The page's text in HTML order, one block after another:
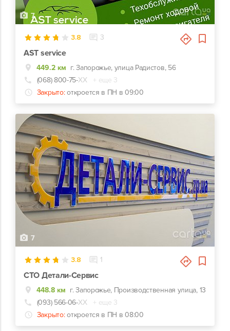
7
3.8 3
AST service
449.2 км г. Запорожье, улица Радистов, 56
(068) 800-75-ХХ
+ еще 3
Закрыто: откроется в ПН в 09:00
7
3.8 1
СТО Детали-Сервис
448.8 км г. Запорожье, Производственная улица, 13
(093) 566-06-ХХ
+ еще 3
Закрыто: откроется в ПН в 08:00